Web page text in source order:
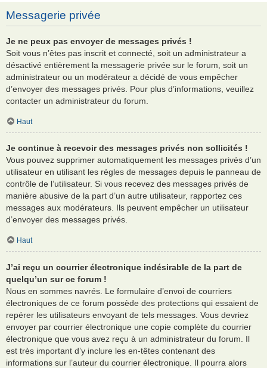
Messagerie privée
Je ne peux pas envoyer de messages privés !
Soit vous n’êtes pas inscrit et connecté, soit un administrateur a
désactivé entièrement la messagerie privée sur le forum, soit un
administrateur ou un modérateur a décidé de vous empêcher
d’envoyer des messages privés. Pour plus d’informations, veuillez
contacter un administrateur du forum.
Haut
Je continue à recevoir des messages privés non sollicités !
Vous pouvez supprimer automatiquement les messages privés d’un
utilisateur en utilisant les règles de messages depuis le panneau de
contrôle de l’utilisateur. Si vous recevez des messages privés de
manière abusive de la part d’un autre utilisateur, rapportez ces
messages aux modérateurs. Ils peuvent empêcher un utilisateur
d’envoyer des messages privés.
Haut
J’ai reçu un courrier électronique indésirable de la part de
quelqu’un sur ce forum !
Nous en sommes navrés. Le formulaire d’envoi de courriers
électroniques de ce forum possède des protections qui essaient de
repérer les utilisateurs envoyant de tels messages. Vous devriez
envoyer par courrier électronique une copie complète du courrier
électronique que vous avez reçu à un administrateur du forum. Il
est très important d’y inclure les en-têtes contenant des
informations sur l’auteur du courrier électronique. Il pourra alors